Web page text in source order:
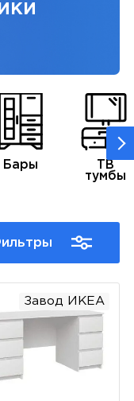
Бары
ТВ
тумбы
Завод ИКЕА